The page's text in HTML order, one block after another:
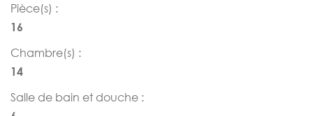
Pièce(s) :
16
Chambre(s) :
14
Salle de bain et douche :